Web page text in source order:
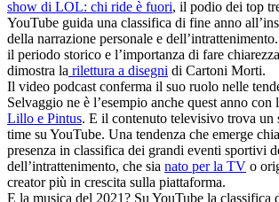
show di LOL: chi ride è fuori, il podio dei top
YouTube guida una classifica di fine anno
della narrazione personale e
il periodo storico e l’importanza di fare
dimostra la rilettura a disegni di Cartoni Morti.
Il video podcast conferma il suo ruolo nelle
Selvaggio ne è l’esempio anche quest anno con
Lillo e Pintus. E il contenuto televisivo trova un
time su YouTube. Una tendenza che emerge
presenza in classifica dei grandi eventi sportivi
dell’intrattenimento, che sia nato per la TV o
creator più in crescita sulla piattaforma.
E la musica del 2021? Su YouTube la classifica